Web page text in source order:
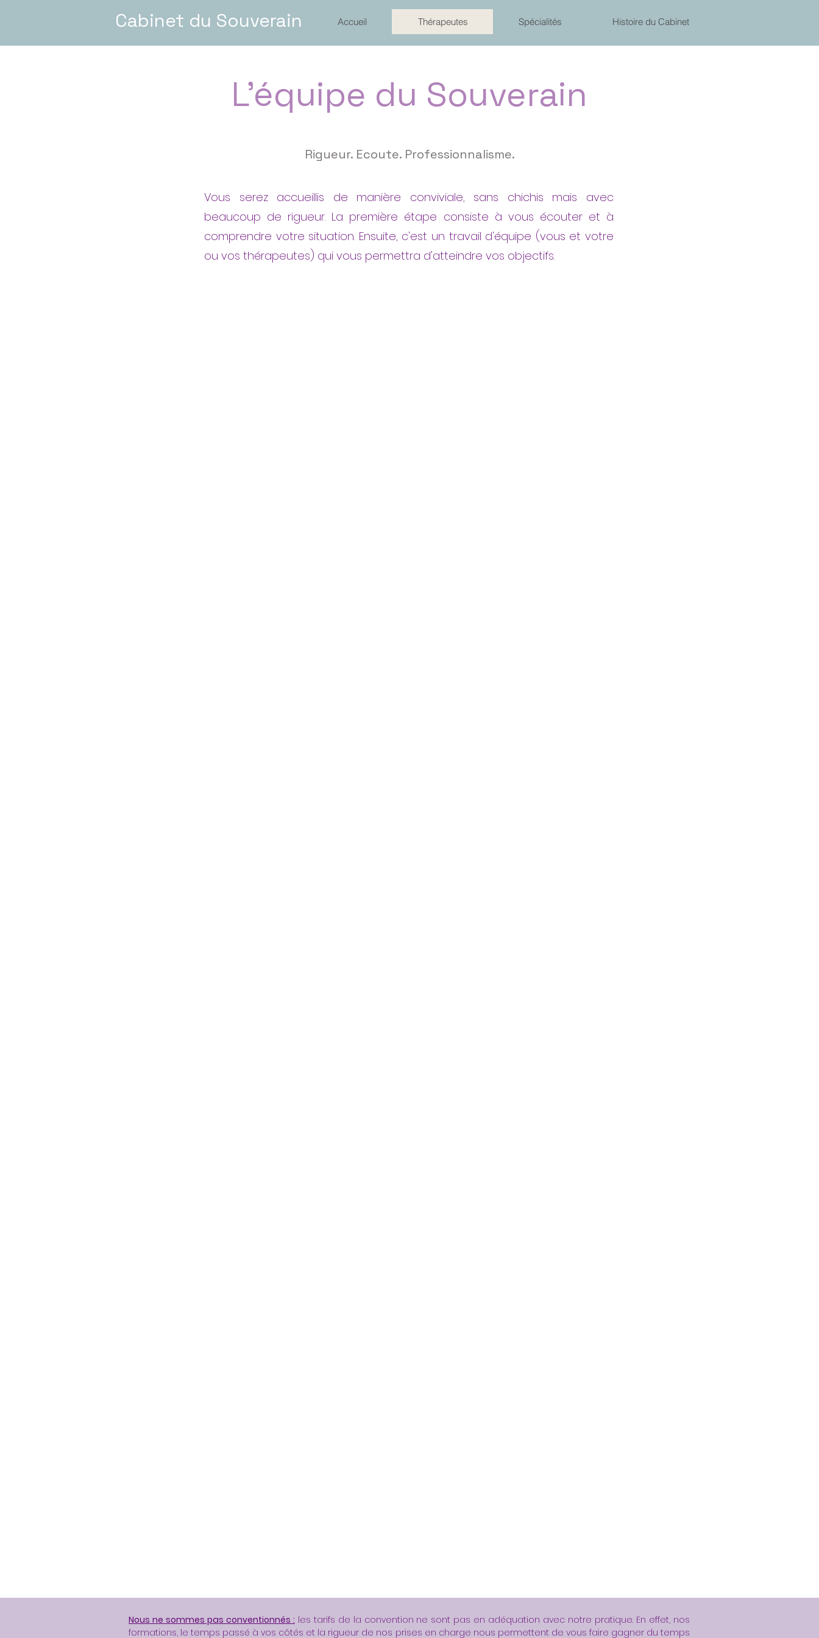
Cabinet du Souverain Accueil Thérapeutes Spécialités Histoire du Cabinet
L'équipe du Souverain
Rigueur. Ecoute. Professionnalisme.
Vous serez accueillis de manière conviviale, sans chichis mais avec
beaucoup de rigueur. La première étape consiste à vous écouter et à
comprendre votre situation. Ensuite, c'est un travail d'équipe (vous et votre
ou vos thérapeutes) qui vous permettra d'atteindre vos objectifs.
Nous ne sommes pas conventionnés : les tarifs de la convention ne sont pas en adéquation avec notre pratique. En effet, nos
formations, le temps passé à vos côtés et la rigueur de nos prises en charge nous permettent de vous faire gagner du temps